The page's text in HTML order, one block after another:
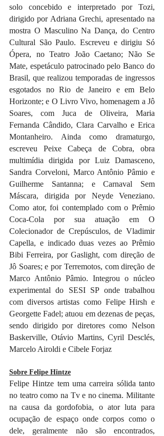
solo concebido e interpretado por Tozi,
dirigido por Adriana Grechi, apresentado na
mostra O Masculino Na Dança, do Centro
Cultural São Paulo. Escreveu e dirigiu Só
Ópera, no Teatro João Caetano; Não Se
Mate, espetáculo patrocinado pelo Banco do
Brasil, que realizou temporadas de ingressos
esgotados no Rio de Janeiro e em Belo
Horizonte; e O Livro Vivo, homenagem a Jô
Soares, com Juca de Oliveira, Maria
Fernanda Cândido, Clara Carvalho e Erica
Montanheiro. Ainda como dramaturgo,
escreveu Peixe Cabeça de Cobra, obra
multimídia dirigida por Luiz Damasceno,
Sandra Corveloni, Marco Antônio Pâmio e
Guilherme Santanna; e Carnaval Sem
Máscara, dirigida por Neyde Veneziano.
Como ator, foi contemplado com o Prêmio
Coca-Cola por sua atuação em O
Colecionador de Crepúsculos, de Vladimir
Capella, e indicado duas vezes ao Prêmio
Bibi Ferreira, por Gaslight, com direção de
Jô Soares; e por Terremotos, com direção de
Marco Antônio Pâmio. Integrou o núcleo
experimental do SESI SP onde trabalhou
com diversos artistas como Felipe Hirsh e
Georgette Fadel; atuou em dezenas de peças,
sendo dirigido por diretores como Nelson
Baskerville, Otávio Martins, Cyril Desclés,
Marcelo Airoldi e Cibele Forjaz
Sobre Felipe Hintze
Felipe Hintze tem uma carreira sólida tanto
no teatro como na Tv e no cinema. Militante
na causa da gordofobia, o ator luta para
ocupação de espaço onde corpos como o
dele, geralmente não são encontrados,